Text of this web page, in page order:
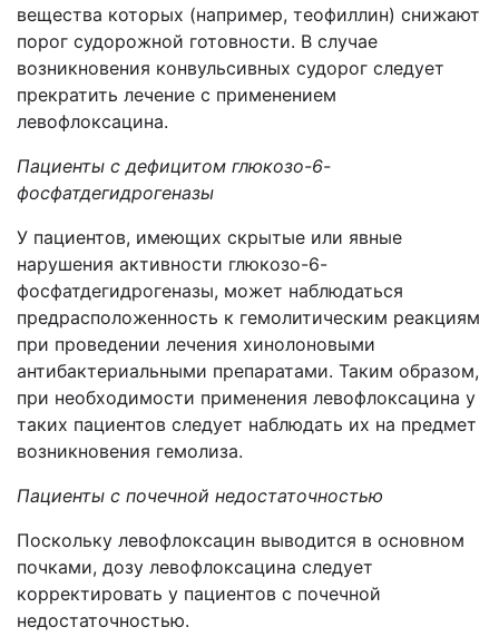
вещества которых (например, теофиллин) снижают
порог судорожной готовности. В случае
возникновения конвульсивных судорог следует
прекратить лечение с применением
левофлоксацина.
Пациенты с дефицитом глюкозо-6-
фосфатдегидрогеназы
У пациентов, имеющих скрытые или явные
нарушения активности глюкозо-6-
фосфатдегидрогеназы, может наблюдаться
предрасположенность к гемолитическим реакциям
при проведении лечения хинолоновыми
антибактериальными препаратами. Таким образом,
при необходимости применения левофлоксацина у
таких пациентов следует наблюдать их на предмет
возникновения гемолиза.
Пациенты с почечной недостаточностью
Поскольку левофлоксацин выводится в основном
почками, дозу левофлоксацина следует
корректировать у пациентов с почечной
недостаточностью.